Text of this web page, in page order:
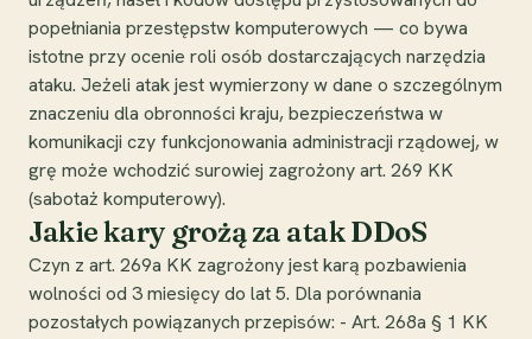
popełniania przestępstw komputerowych — co bywa
istotne przy ocenie roli osób dostarczających narzędzia
ataku. Jeżeli atak jest wymierzony w dane o szczególnym
znaczeniu dla obronności kraju, bezpieczeństwa w
komunikacji czy funkcjonowania administracji rządowej, w
grę może wchodzić surowiej zagrożony art. 269 KK
(sabotaż komputerowy).
Jakie kary grożą za atak DDoS
Czyn z art. 269a KK zagrożony jest karą pozbawienia
wolności od 3 miesięcy do lat 5. Dla porównania
pozostałych powiązanych przepisów: - Art. 268a § 1 KK